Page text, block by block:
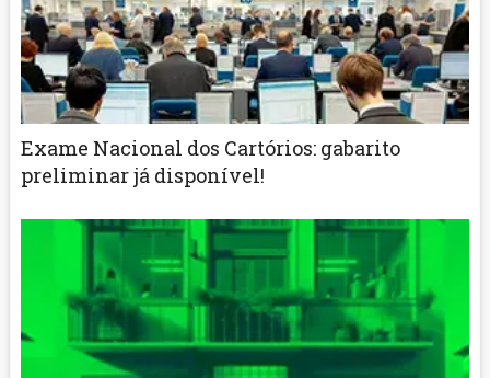
Exame Nacional dos Cartórios: gabarito
preliminar já disponível!